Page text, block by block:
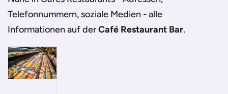
Telefonnummern, soziale Medien - alle
Informationen auf derCafé Restaurant Bar.